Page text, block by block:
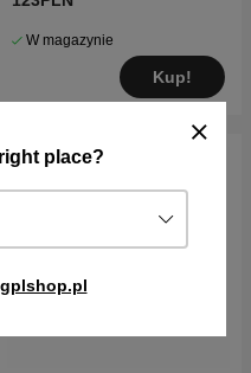
place?
W magazynie
Kup!